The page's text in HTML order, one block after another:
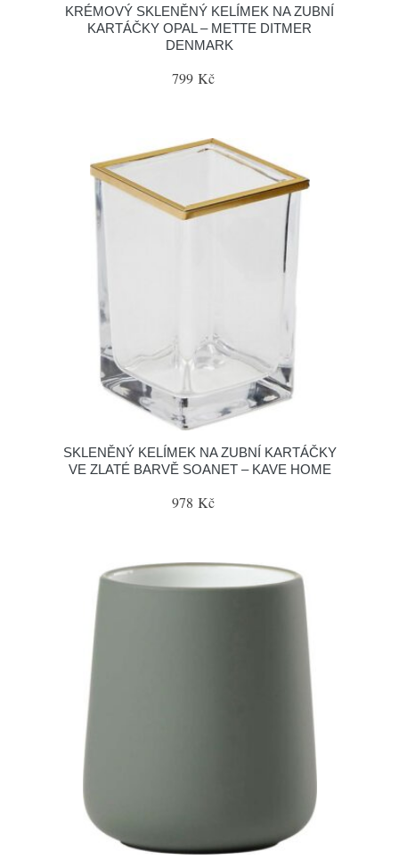
KRÉMOVÝ SKLENĚNÝ KELÍMEK NA ZUBNÍ
KARTÁČKY OPAL – METTE DITMER
DENMARK
799 Kč
SKLENĚNÝ KELÍMEK NA ZUBNÍ KARTÁČKY
VE ZLATÉ BARVĚ SOANET – KAVE HOME
978 Kč